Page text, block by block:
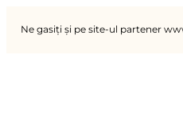
Ne gasiți și pe site-ul partener